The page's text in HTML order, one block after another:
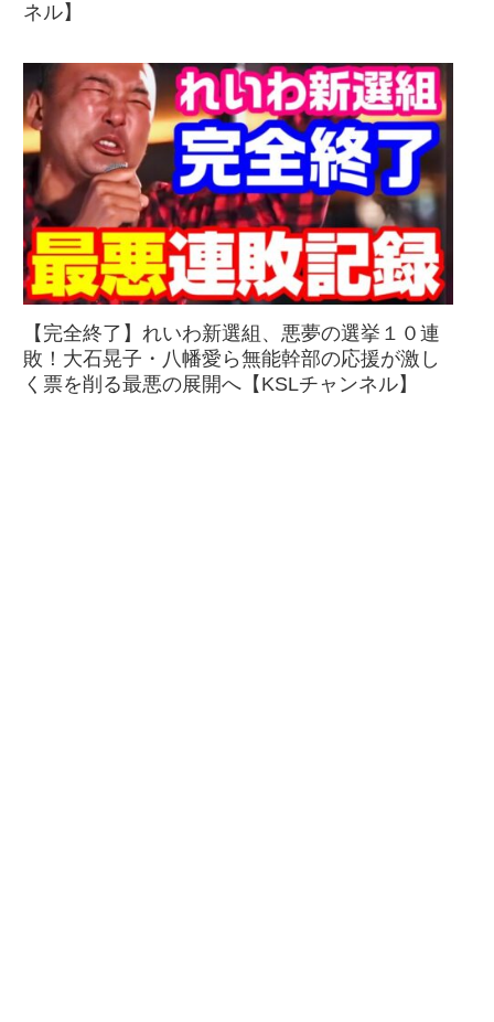
ネル】
【完全終了】れいわ新選組、悪夢の選挙１０連
敗！大石晃子・八幡愛ら無能幹部の応援が激し
く票を削る最悪の展開へ【KSLチャンネル】